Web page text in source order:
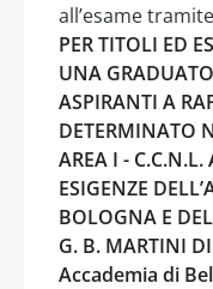
all’esame
PER TITOLI ED
UNA
ASPIRANTI A
DETERMINATO
AREA I - C.C.N.L.
ESIGENZE
BOLOGNA E
G. B. MARTINI
Accademia di